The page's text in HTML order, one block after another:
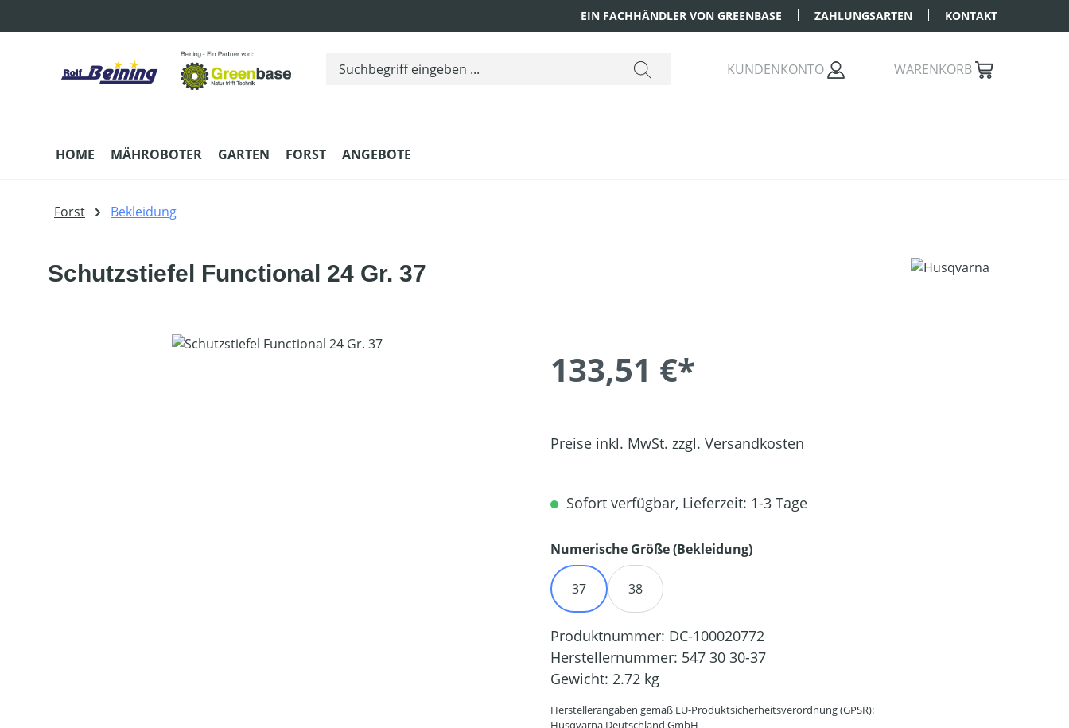
EIN FACHHÄNDLER VON GREENBASE ZAHLUNGSARTEN KONTAKT
KUNDENKONTO WARENKORB
HOME MÄHROBOTER GARTEN FORST ANGEBOTE
Forst Bekleidung
Schutzstiefel Functional 24 Gr. 37
Bildergalerie überspringen
133,51 €*
Preise inkl. MwSt. zzgl. Versandkosten
Sofort verfügbar, Lieferzeit: 1-3 Tage
Numerische Größe (Bekleidung)auswählen
37 38
Produktnummer: DC-100020772
Herstellernummer: 547 30 30-37
Gewicht: 2.72 kg
Herstellerangaben gemäß EU-Produktsicherheitsverordnung (GPSR):
Husqvarna Deutschland GmbH